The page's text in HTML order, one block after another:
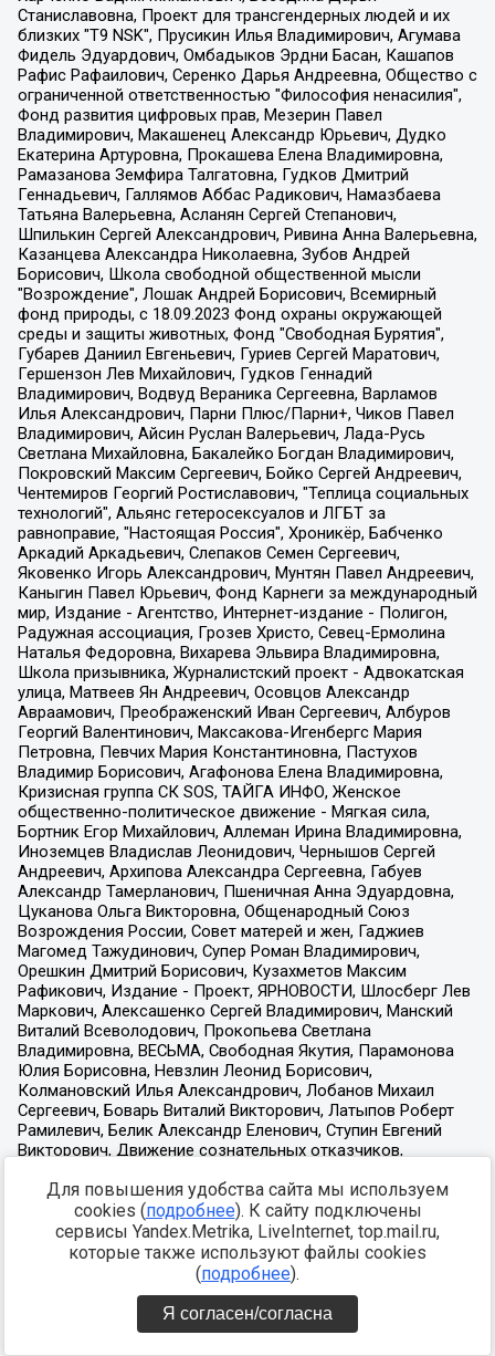
Для повышения удобства сайта мы используем
cookies (подробнее). К сайту подключены
сервисы Yandex.Metrika, LiveInternet, top.mail.ru,
которые также используют файлы cookies
(подробнее).
Я согласен/согласна